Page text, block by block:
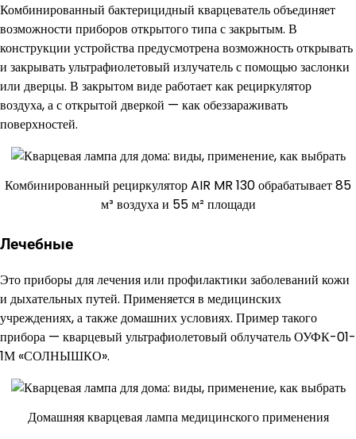
Комбинированный бактерицидный кварцеватель объединяет
возможности приборов открытого типа с закрытым. В
конструкции устройства предусмотрена возможность открывать
и закрывать ультрафиолетовый излучатель с помощью заслонки
или дверцы. В закрытом виде работает как рециркулятор
воздуха, а с открытой дверкой — как обеззараживать
поверхностей.
Комбинированный рециркулятор AIR MR 130 обрабатывает 85
м³ воздуха и 55 м² площади
Лечебные
Это приборы для лечения или профилактики заболеваний кожи
и дыхательных путей. Применяется в медицинских
учреждениях, а также домашних условиях. Пример такого
прибора — кварцевый ультрафиолетовый облучатель ОУФК-01-
1М «СОЛНЫШКО».
Домашняя кварцевая лампа медицинского применения